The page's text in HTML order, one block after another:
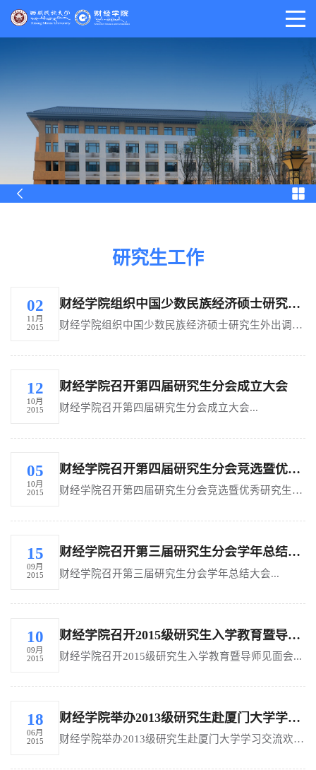
研究生工作
02
11月
2015
财经学院组织中国少数民族经济硕士研究生外出调研考察
财经学院组织中国少数民族经济硕士研究生外出调研考察...
12
10月
2015
财经学院召开第四届研究生分会成立大会
财经学院召开第四届研究生分会成立大会...
05
10月
2015
财经学院召开第四届研究生分会竞选暨优秀研究生干部表彰大会
财经学院召开第四届研究生分会竞选暨优秀研究生干部表彰大会...
15
09月
2015
财经学院召开第三届研究生分会学年总结大会
财经学院召开第三届研究生分会学年总结大会...
10
09月
2015
财经学院召开2015级研究生入学教育暨导师见面会
财经学院召开2015级研究生入学教育暨导师见面会...
18
06月
2015
财经学院举办2013级研究生赴厦门大学学习交流欢送会
财经学院举办2013级研究生赴厦门大学学习交流欢送会...